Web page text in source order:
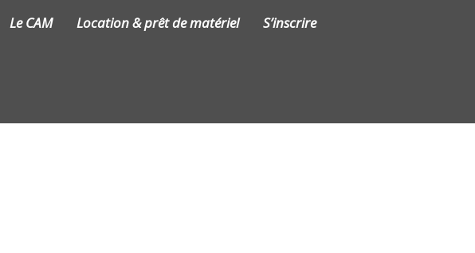
Le CAM Location & prêt de matériel S’inscrire